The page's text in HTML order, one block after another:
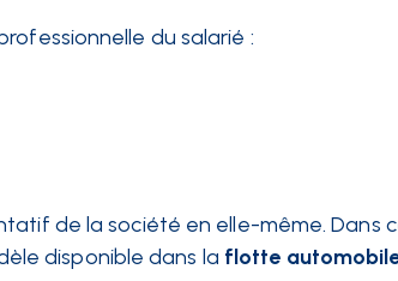
du salarié :
de la société en elle-même. Dans
disponible dans la flotte